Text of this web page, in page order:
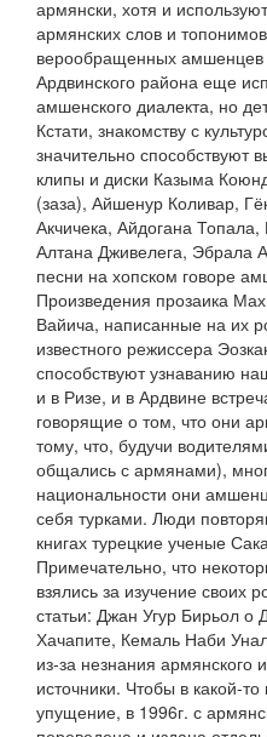
армянски, хотя и
армянских слов и
верообращенных амшенцев
Ардвинского района еще
амшенского диалекта, но
Кстати, знакомству с
значительно способствуют
клипы и диски Казыма
(заза), Айшенур Коливар,
Акчичека, Айдогана
Алтана Дживелега, Эбрала
песни на хопском говоре
Произведения прозаика
Вайича, написанные на их
известного режиссера
способствуют узнаванию
и в Ризе, и в Ардвине
говорящие о том, что они
тому, что, будучи
общались с армянами),
национальности они
себя турками. Люди
книгах турецкие ученые
Примечательно, что
взялись за изучение своих
статьи: Джан Угур Бирьол
Хачапите, Кемаль Наби
из-за незнания
источники. Чтобы в какой-
упущение, в 1996г. с